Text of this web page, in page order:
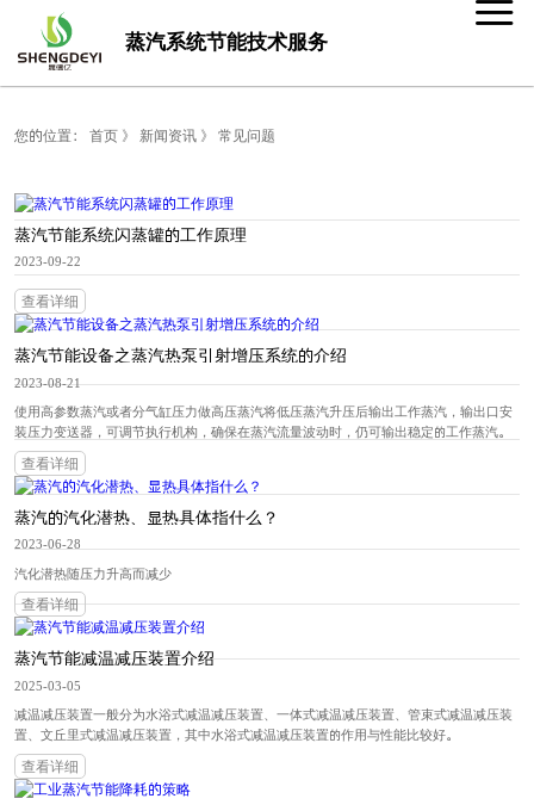
蒸汽系统节能技术服务
您的位置： 首页 》 新闻资讯 》 常见问题
蒸汽节能系统闪蒸罐的工作原理
2023-09-22
查看详细
蒸汽节能设备之蒸汽热泵引射增压系统的介绍
2023-08-21
使用高参数蒸汽或者分气缸压力做高压蒸汽将低压蒸汽升压后输出工作蒸汽，输出口安
装压力变送器，可调节执行机构，确保在蒸汽流量波动时，仍可输出稳定的工作蒸汽。
查看详细
蒸汽的汽化潜热、显热具体指什么？
2023-06-28
汽化潜热随压力升高而减少
查看详细
蒸汽节能减温减压装置介绍
2025-03-05
减温减压装置一般分为水浴式减温减压装置、一体式减温减压装置、管束式减温减压装
置、文丘里式减温减压装置，其中水浴式减温减压装置的作用与性能比较好。
查看详细